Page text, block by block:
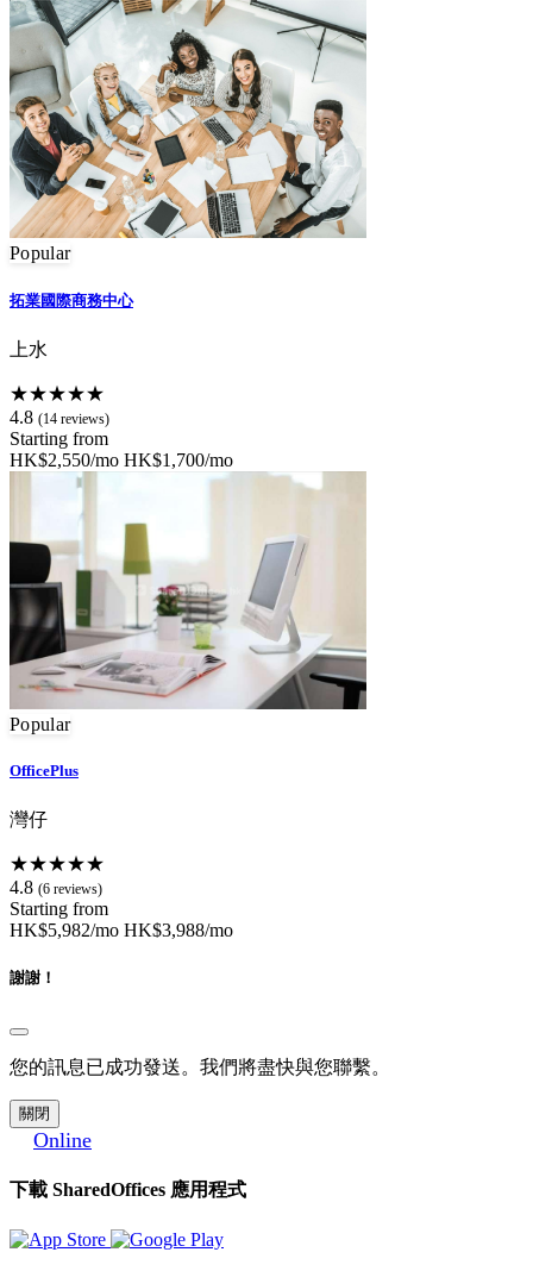
Popular
拓業國際商務中心
上水
★★★★★
4.8 (14 reviews)
Starting from
HK$2,550/mo HK$1,700/mo
Popular
OfficePlus
灣仔
★★★★★
4.8 (6 reviews)
Starting from
HK$5,982/mo HK$3,988/mo
謝謝！
您的訊息已成功發送。我們將盡快與您聯繫。
關閉
Online
下載 SharedOffices 應用程式